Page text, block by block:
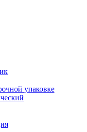
упаковке